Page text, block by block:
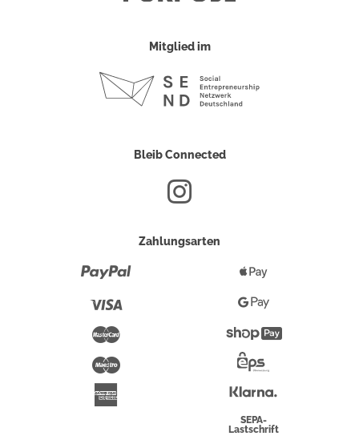
Mitglied im
Bleib Connected
Zahlungsarten
Maestro
Pay
Google
Pay
Überweisung
SEPA-
Lastschrift